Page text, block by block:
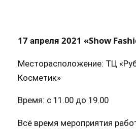
17 апреля 2021 «Show
Месторасположение: ТЦ
Косметик»
Время: с 11.00 до 19.00
Всё время мероприятия